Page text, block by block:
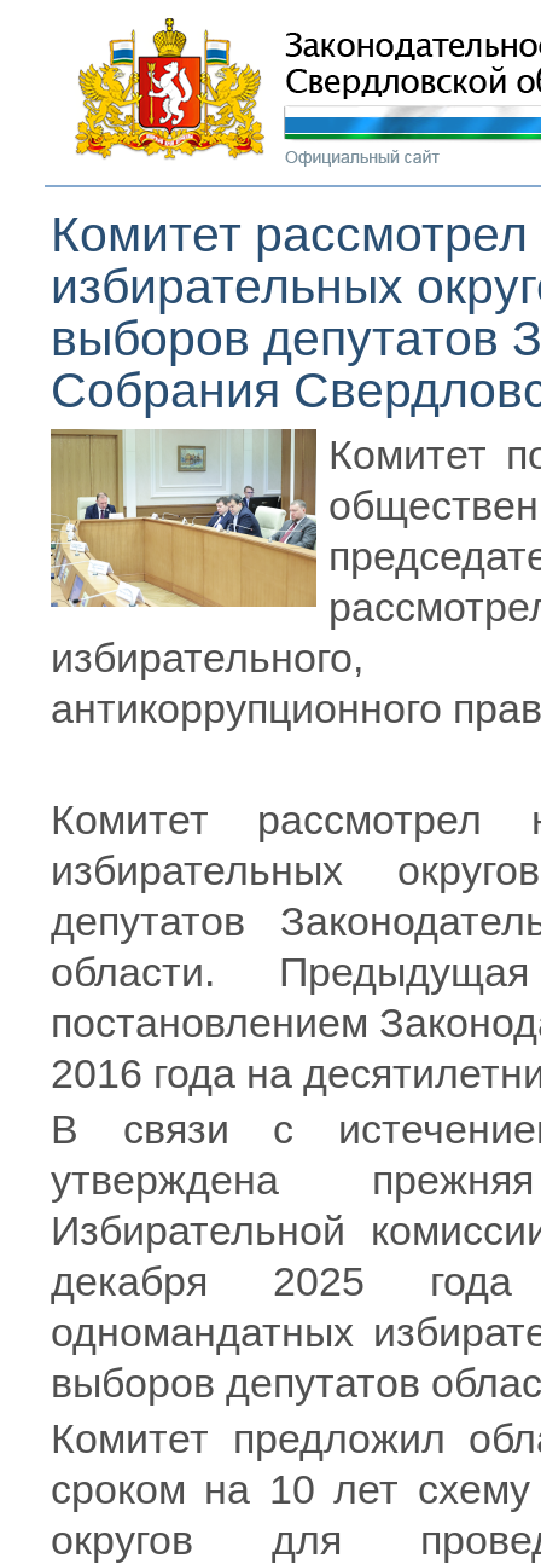
Комитет
избирательных
выборов депутатов
Собрания
Комитет
антикоррупционного
Комитет рассмотрел
избирательных
депутатов
области.
постановлением
2016 года на
В связи с
утверждена
Избирательной
декабря 2025
одномандатных
выборов депутатов
Комитет предложил
сроком на 10 лет
округов для